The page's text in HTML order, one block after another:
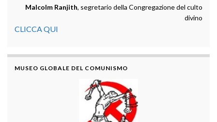
Malcolm Ranjith, segretario della Congregazione del culto
divino
CLICCA QUI
MUSEO GLOBALE DEL COMUNISMO